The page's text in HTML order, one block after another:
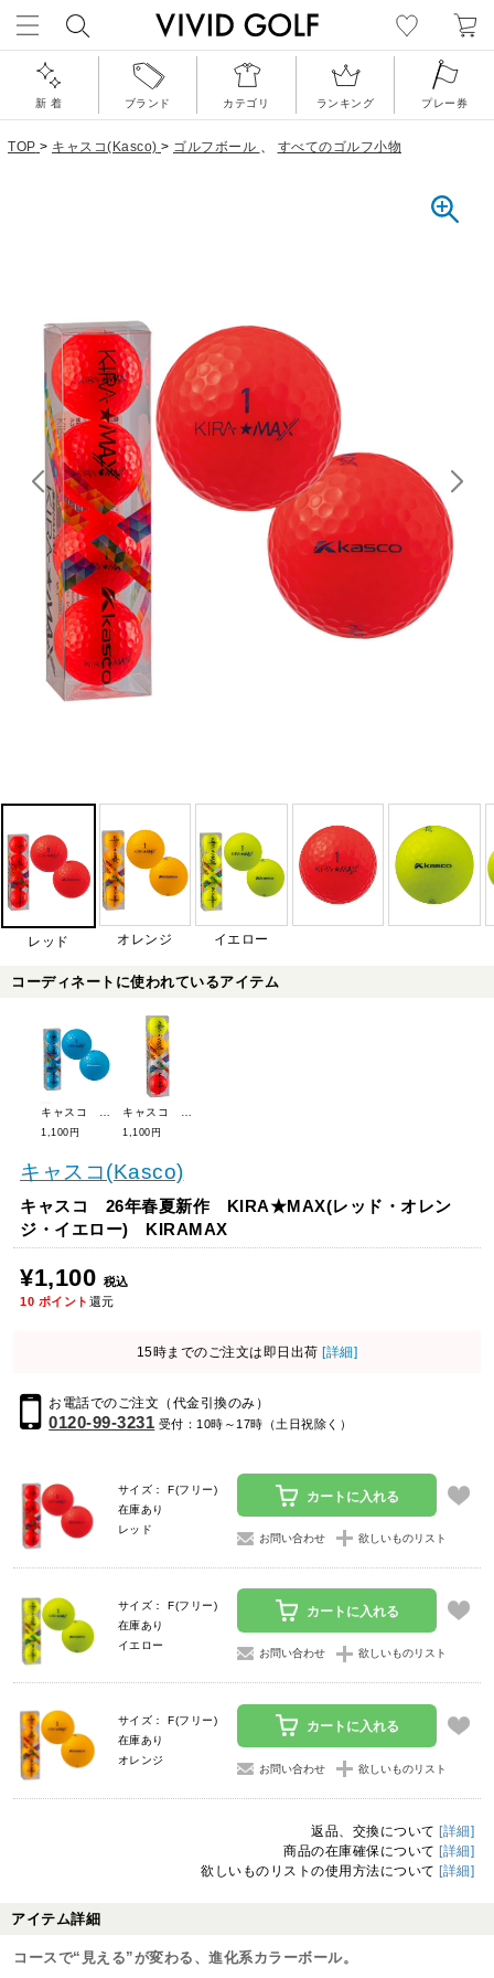
新 着 ブランド カテゴリ ランキング プレー券
TOP > キャスコ(Kasco) > ゴルフボール 、 すべてのゴルフ小物
レッド オレンジ イエロー
コーディネートに使われているアイテム
1,100円 1,100円
キャスコ(Kasco)
キャスコ 26年春夏新作 KIRA★MAX(レッド・オレン
ジ・イエロー) KIRAMAX
¥1,100 税込
10 ポイント 還元
15時までのご注文は即日出荷 [詳細]
お電話でのご注文（代金引換のみ）
0120-99-3231 受付：10時～17時（土日祝除く）
サイズ： F(フリー)
在庫あり
レッド
カートに入れる
お問い合わせ 欲しいものリスト
サイズ： F(フリー)
在庫あり
イエロー
カートに入れる
お問い合わせ 欲しいものリスト
サイズ： F(フリー)
在庫あり
オレンジ
カートに入れる
お問い合わせ 欲しいものリスト
返品、交換について [詳細]
商品の在庫確保について [詳細]
欲しいものリストの使用方法について [詳細]
アイテム詳細
コースで“見える”が変わる、進化系カラーボール。